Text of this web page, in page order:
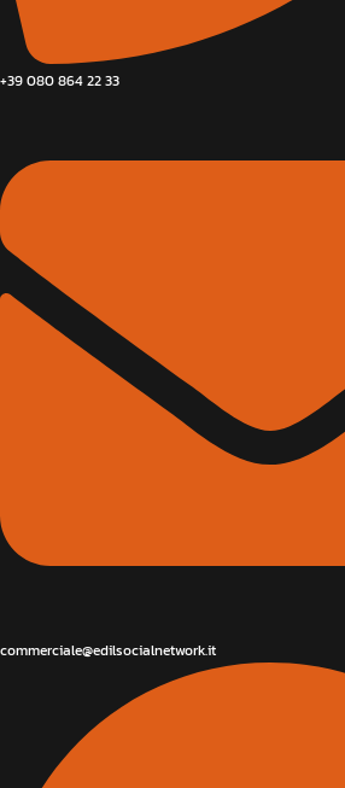
+39 080 864 22 33
commerciale@edilsocialnetwork.it